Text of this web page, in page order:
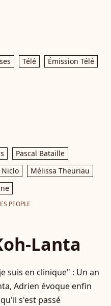
Télé
Émission Télé
Pascal Bataille
Mélissa Theuriau
PEOPLE
Lanta
suis en clinique" : Un an
Adrien évoque enfin
s'est passé